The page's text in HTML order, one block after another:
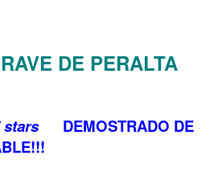
DE PERALTA
stars DEMOSTRADO DE